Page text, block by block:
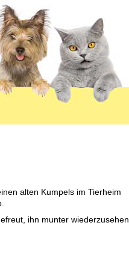
alten Kumpels im Tierheim
ihn munter wiederzusehen.